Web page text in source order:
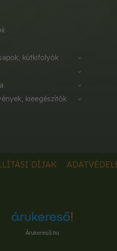
kútkifolyók
kieegészítők
DÍJAK
Árukereső.hu